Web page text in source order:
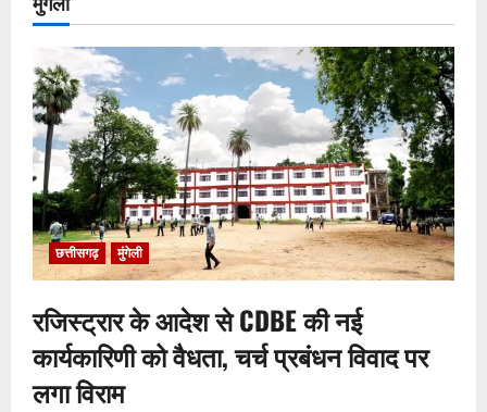
छत्तीसगढ़ मुंगेली
रजिस्ट्रार के आदेश से CDBE की नई
कार्यकारिणी को वैधता, चर्च प्रबंधन विवाद पर
लगा विराम